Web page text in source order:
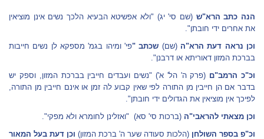
הנה כתב הרא"ש (שם סי' יג) "ולא אפשיטא הבעיא הלכך נשים אינן מוציאין
את אחרים ידי חובתן".
וכן נראה דעת הרא"ה (שם) שכתב "פי' ומיהו בגמ' מספקא לן נשים חייבות
בברכת המזון דאוריתא או דרבנן".
וכ"כ הרמב"ם (פרק ה' הל' א') "נשים ועבדים חייבין בברכת המזון, וספק יש
בדבר אם הן חייבין מן התורה לפי שאין קבוע לה זמן או אינם חייבין מן התורה,
לפיכך אין מוציאין את הגדולים ידי חובתן".
וכן מצאתי להראבי"ה (ברכות סי' סא) "ואזלינן לחומרא ולא מפקי".
וכ"פ בספר השולחן (הלכות סעודה שער ה' ברכת המזון) וכן דעת בעל המאור